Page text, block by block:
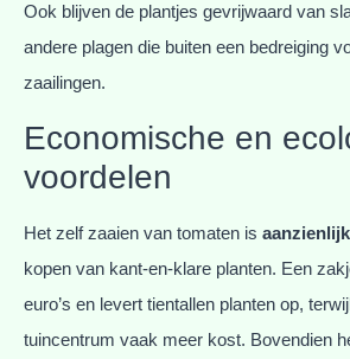
Ook blijven de plantjes gevrijwaard van
andere plagen die buiten een bedreiging
zaailingen.
Economische en
voordelen
Het zelf zaaien van tomaten is
kopen van kant-en-klare planten. Een
euro’s en levert tientallen planten op,
tuincentrum vaak meer kost. Bovendien